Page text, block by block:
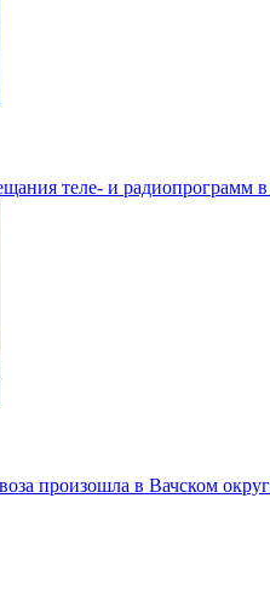
теле- и радиопрограмм
произошла в Вачском